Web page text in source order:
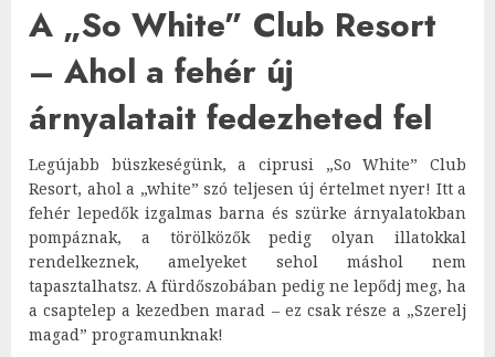
A „So White” Club Resort
– Ahol a fehér új
árnyalatait fedezheted fel
Legújabb büszkeségünk, a ciprusi „So White” Club
Resort, ahol a „white” szó teljesen új értelmet nyer! Itt a
fehér lepedők izgalmas barna és szürke árnyalatokban
pompáznak, a törölközők pedig olyan illatokkal
rendelkeznek, amelyeket sehol máshol nem
tapasztalhatsz. A fürdőszobában pedig ne lepődj meg, ha
a csaptelep a kezedben marad – ez csak része a „Szerelj
magad” programunknak!